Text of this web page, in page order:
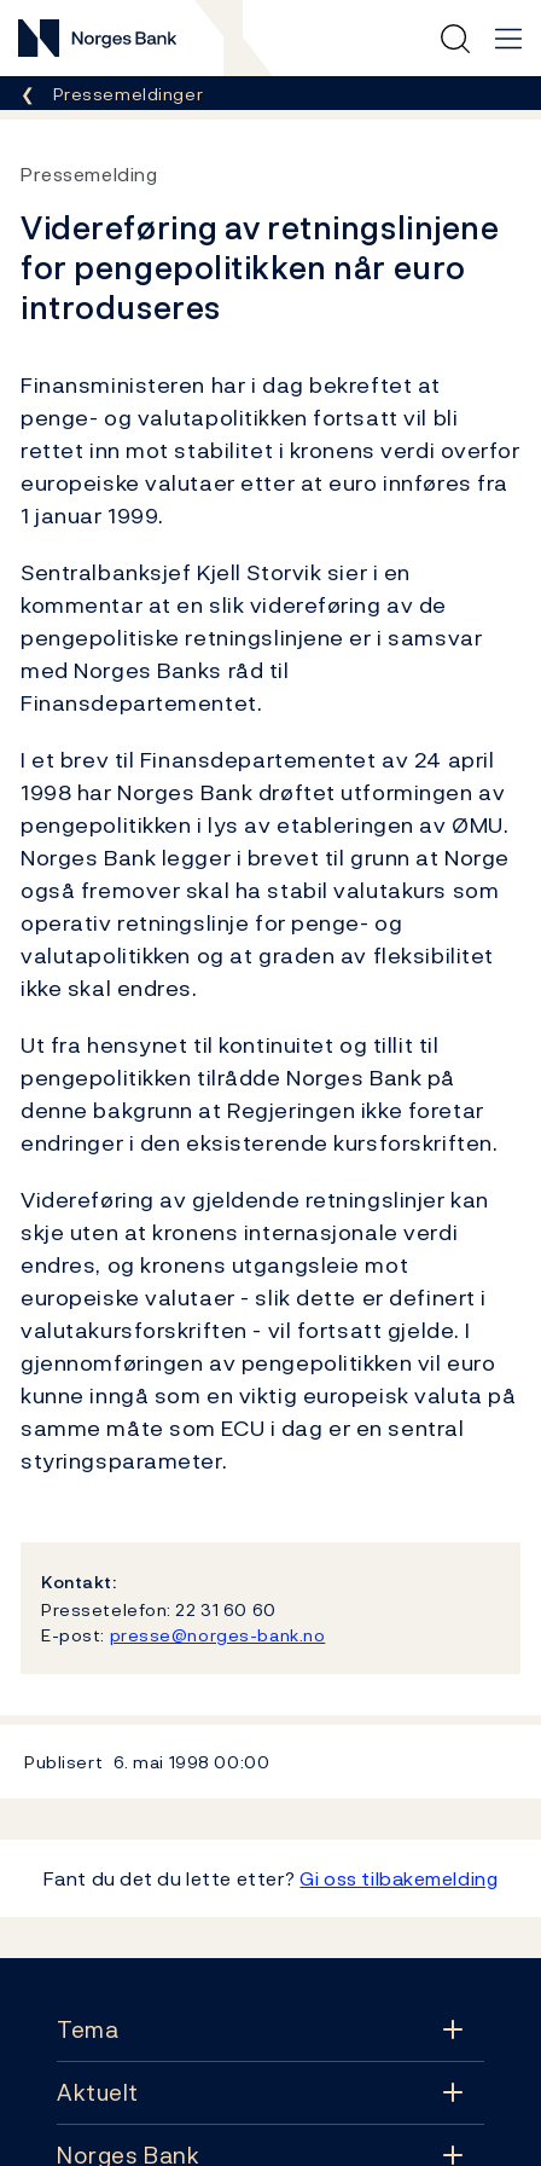
Norges Bank
Her er du nå:
Pressemeldinger
Pressemelding
Videreføring av retningslinjene
for pengepolitikken når euro
introduseres
Finansministeren har i dag bekreftet at
penge- og valutapolitikken fortsatt vil bli
rettet inn mot stabilitet i kronens verdi overfor
europeiske valutaer etter at euro innføres fra
1 januar 1999.
Sentralbanksjef Kjell Storvik sier i en
kommentar at en slik videreføring av de
pengepolitiske retningslinjene er i samsvar
med Norges Banks råd til
Finansdepartementet.
I et brev til Finansdepartementet av 24 april
1998 har Norges Bank drøftet utformingen av
pengepolitikken i lys av etableringen av ØMU.
Norges Bank legger i brevet til grunn at Norge
også fremover skal ha stabil valutakurs som
operativ retningslinje for penge- og
valutapolitikken og at graden av fleksibilitet
ikke skal endres.
Ut fra hensynet til kontinuitet og tillit til
pengepolitikken tilrådde Norges Bank på
denne bakgrunn at Regjeringen ikke foretar
endringer i den eksisterende kursforskriften.
Videreføring av gjeldende retningslinjer kan
skje uten at kronens internasjonale verdi
endres, og kronens utgangsleie mot
europeiske valutaer - slik dette er definert i
valutakursforskriften - vil fortsatt gjelde. I
gjennomføringen av pengepolitikken vil euro
kunne inngå som en viktig europeisk valuta på
samme måte som ECU i dag er en sentral
styringsparameter.
Kontakt:
Pressetelefon: 22 31 60 60
E-post: presse@norges-bank.no
Publisert 6. mai 199800:00
Fant du det du lette etter?Gi oss tilbakemelding
Tema
Tema
Aktuelt
Norges Bank